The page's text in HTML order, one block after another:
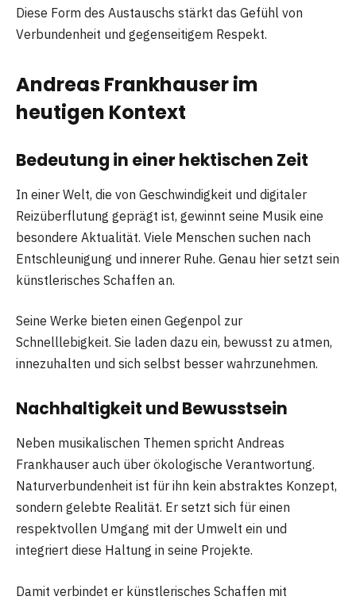
Diese Form des Austauschs stärkt das Gefühl von
Verbundenheit und gegenseitigem Respekt.
Andreas Frankhauser im
heutigen Kontext
Bedeutung in einer hektischen Zeit
In einer Welt, die von Geschwindigkeit und digitaler
Reizüberflutung geprägt ist, gewinnt seine Musik eine
besondere Aktualität. Viele Menschen suchen nach
Entschleunigung und innerer Ruhe. Genau hier setzt sein
künstlerisches Schaffen an.
Seine Werke bieten einen Gegenpol zur
Schnelllebigkeit. Sie laden dazu ein, bewusst zu atmen,
innezuhalten und sich selbst besser wahrzunehmen.
Nachhaltigkeit und Bewusstsein
Neben musikalischen Themen spricht Andreas
Frankhauser auch über ökologische Verantwortung.
Naturverbundenheit ist für ihn kein abstraktes Konzept,
sondern gelebte Realität. Er setzt sich für einen
respektvollen Umgang mit der Umwelt ein und
integriert diese Haltung in seine Projekte.
Damit verbindet er künstlerisches Schaffen mit